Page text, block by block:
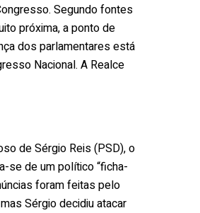
Segundo fontes
próxima, a ponto de
dos parlamentares está
Nacional. A Realce
de Sérgio Reis (PSD), o
se de um político “ficha-
foram feitas pelo
Sérgio decidiu atacar